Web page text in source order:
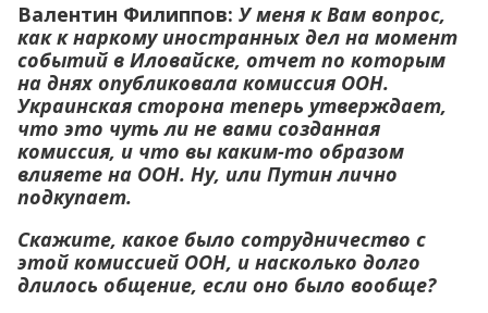
Валентин Филиппов: У меня к Вам вопрос,
как к наркому иностранных дел на момент
событий в Иловайске, отчет по которым
на днях опубликовала комиссия ООН.
Украинская сторона теперь утверждает,
что это чуть ли не вами созданная
комиссия, и что вы каким-то образом
влияете на ООН. Ну, или Путин лично
подкупает.
Скажите, какое было сотрудничество с
этой комиссией ООН, и насколько долго
длилось общение, если оно было вообще?